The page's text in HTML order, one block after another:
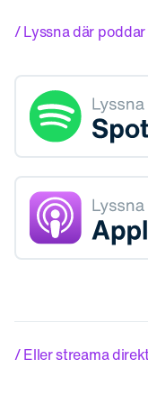
/ Lyssna där
/ Eller streama